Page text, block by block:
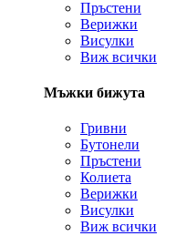
Пръстени
Верижки
Висулки
Виж всички
Мъжки бижута
Гривни
Бутонели
Пръстени
Колиета
Верижки
Висулки
Виж всички